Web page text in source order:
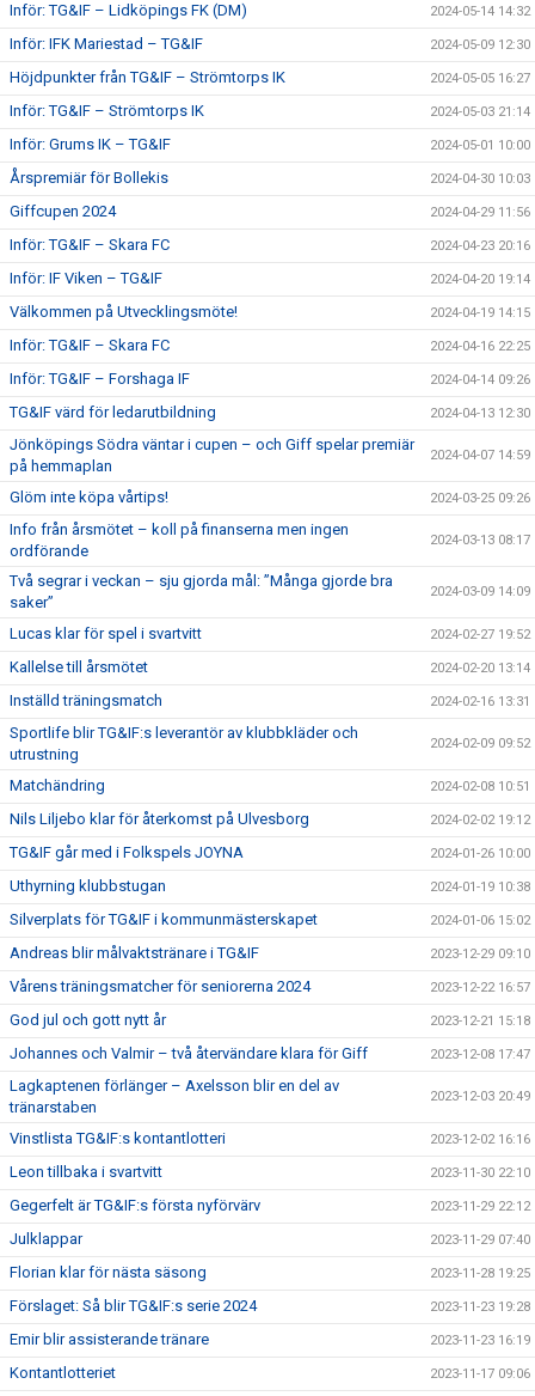
Inför: TG&IF – Lidköpings FK (DM) 2024-05-14 14:32
Inför: IFK Mariestad – TG&IF 2024-05-09 12:30
Höjdpunkter från TG&IF – Strömtorps IK 2024-05-05 16:27
Inför: TG&IF – Strömtorps IK 2024-05-03 21:14
Inför: Grums IK – TG&IF 2024-05-01 10:00
Årspremiär för Bollekis 2024-04-30 10:03
Giffcupen 2024 2024-04-29 11:56
Inför: TG&IF – Skara FC 2024-04-23 20:16
Inför: IF Viken – TG&IF 2024-04-20 19:14
Välkommen på Utvecklingsmöte! 2024-04-19 14:15
Inför: TG&IF – Skara FC 2024-04-16 22:25
Inför: TG&IF – Forshaga IF 2024-04-14 09:26
TG&IF värd för ledarutbildning 2024-04-13 12:30
Jönköpings Södra väntar i cupen – och Giff spelar premiär
på hemmaplan
2024-04-07 14:59
Glöm inte köpa vårtips! 2024-03-25 09:26
Info från årsmötet – koll på finanserna men ingen
ordförande
2024-03-13 08:17
Två segrar i veckan – sju gjorda mål: ”Många gjorde bra
saker”
2024-03-09 14:09
Lucas klar för spel i svartvitt 2024-02-27 19:52
Kallelse till årsmötet 2024-02-20 13:14
Inställd träningsmatch 2024-02-16 13:31
Sportlife blir TG&IF:s leverantör av klubbkläder och
utrustning
2024-02-09 09:52
Matchändring 2024-02-08 10:51
Nils Liljebo klar för återkomst på Ulvesborg 2024-02-02 19:12
TG&IF går med i Folkspels JOYNA 2024-01-26 10:00
Uthyrning klubbstugan 2024-01-19 10:38
Silverplats för TG&IF i kommunmästerskapet 2024-01-06 15:02
Andreas blir målvaktstränare i TG&IF 2023-12-29 09:10
Vårens träningsmatcher för seniorerna 2024 2023-12-22 16:57
God jul och gott nytt år 2023-12-21 15:18
Johannes och Valmir – två återvändare klara för Giff 2023-12-08 17:47
Lagkaptenen förlänger – Axelsson blir en del av
tränarstaben
2023-12-03 20:49
Vinstlista TG&IF:s kontantlotteri 2023-12-02 16:16
Leon tillbaka i svartvitt 2023-11-30 22:10
Gegerfelt är TG&IF:s första nyförvärv 2023-11-29 22:12
Julklappar 2023-11-29 07:40
Florian klar för nästa säsong 2023-11-28 19:25
Förslaget: Så blir TG&IF:s serie 2024 2023-11-23 19:28
Emir blir assisterande tränare 2023-11-23 16:19
Kontantlotteriet 2023-11-17 09:06